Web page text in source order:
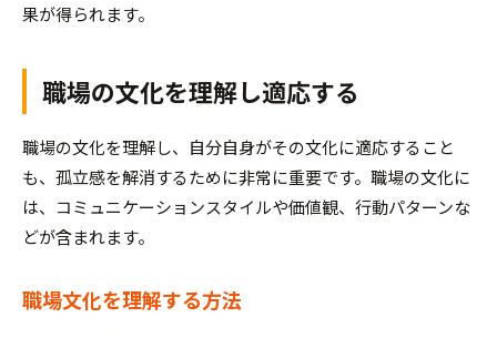
果が得られます。
職場の文化を理解し適応する
職場の文化を理解し、自分自身がその文化に適応すること
も、孤立感を解消するために非常に重要です。職場の文化に
は、コミュニケーションスタイルや価値観、行動パターンな
どが含まれます。
職場文化を理解する方法